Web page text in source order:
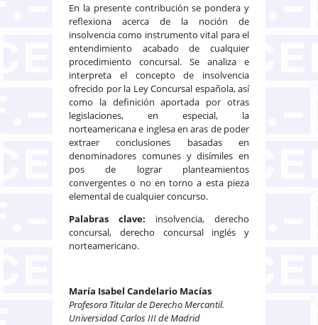
En la presente contribución se pondera y
reflexiona acerca de la noción de
insolvencia como instrumento vital para el
entendimiento acabado de cualquier
procedimiento concursal. Se analiza e
interpreta el concepto de insolvencia
ofrecido por la Ley Concursal española, así
como la definición aportada por otras
legislaciones, en especial, la
norteamericana e inglesa en aras de poder
extraer conclusiones basadas en
denominadores comunes y disímiles en
pos de lograr planteamientos
convergentes o no en torno a esta pieza
elemental de cualquier concurso.
Palabras clave: insolvencia, derecho
concursal, derecho concursal inglés y
norteamericano.
María Isabel Candelario Macías
Profesora Titular de Derecho Mercantil.
Universidad Carlos III de Madrid